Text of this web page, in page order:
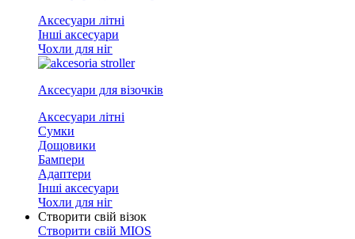
Аксесуари літні
Інші аксесуари
Чохли для ніг
Аксесуари для візочків
Аксесуари літні
Сумки
Дощовики
Бампери
Адаптери
Інші аксесуари
Чохли для ніг
Створити свій візок
Створити свій MIOS